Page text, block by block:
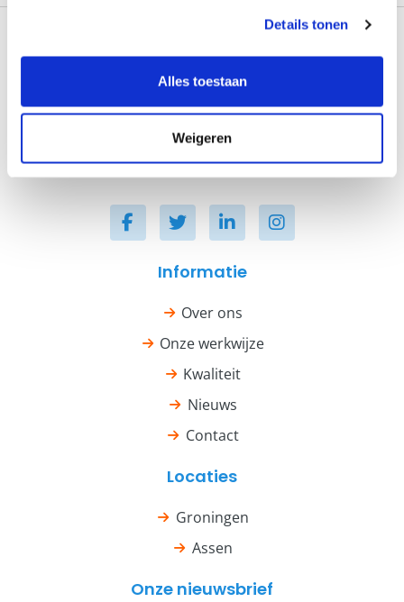
Details tonen
Alles toestaan
Weigeren
Logopedie topzorg in Groningen en Assen.
Informatie
Over ons
Onze werkwijze
Kwaliteit
Nieuws
Contact
Locaties
Groningen
Assen
Onze nieuwsbrief